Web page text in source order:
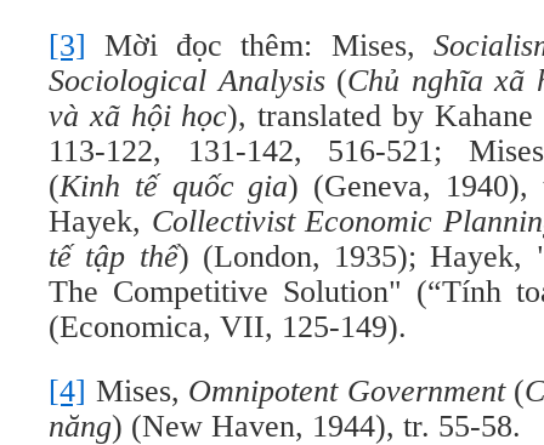
[3] Mời đọc thêm: Mises,
Sociological Analysis(Chủ nghĩa xã
và xã hội học), translated by
113-122, 131-142, 516-521;
(Kinh tế quốc gia) (Geneva, 1940),
Hayek, Collectivist Economic
tế tập thể) (London, 1935); Hayek,
The Competitive Solution" (“Tính
(Economica, VII, 125-149).
[4] Mises, Omnipotent Government(
năng) (New Haven, 1944), tr. 55-58.